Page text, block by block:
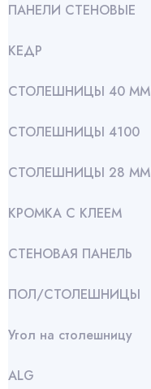
ПАНЕЛИ СТЕНОВЫЕ
КЕДР
СТОЛЕШНИЦЫ 40 ММ
СТОЛЕШНИЦЫ 4100
СТОЛЕШНИЦЫ 28 ММ
КРОМКА С КЛЕЕМ
СТЕНОВАЯ ПАНЕЛЬ
ПОЛ/СТОЛЕШНИЦЫ
Угол на столешницу
АLG